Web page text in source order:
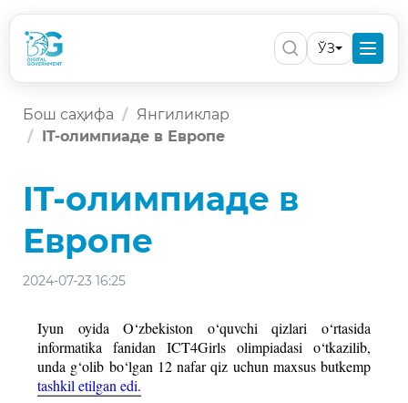
ЎЗ
Бош саҳифа
Янгиликлар
IT-олимпиаде в Европе
IT-олимпиаде в
Европе
2024-07-23 16:25
Iyun oyida O‘zbekiston o‘quvchi qizlari o‘rtasida
informatika fanidan ICT4Girls olimpiadasi o‘tkazilib,
unda g‘olib bo‘lgan 12 nafar qiz uchun maxsus butkemp
tashkil etilgan edi.